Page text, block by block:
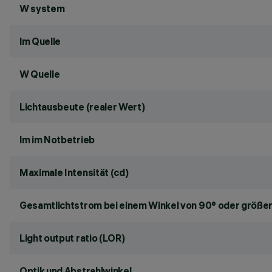
W system
lm Quelle
W Quelle
Lichtausbeute (realer Wert)
lm im Notbetrieb
Maximale Intensität (cd)
Gesamtlichtstrom bei einem Winkel von 90° oder
Light output ratio (LOR)